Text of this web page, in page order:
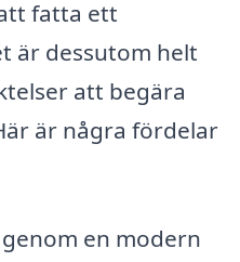
fatta ett
är dessutom helt
att begära
är några fördelar
en modern